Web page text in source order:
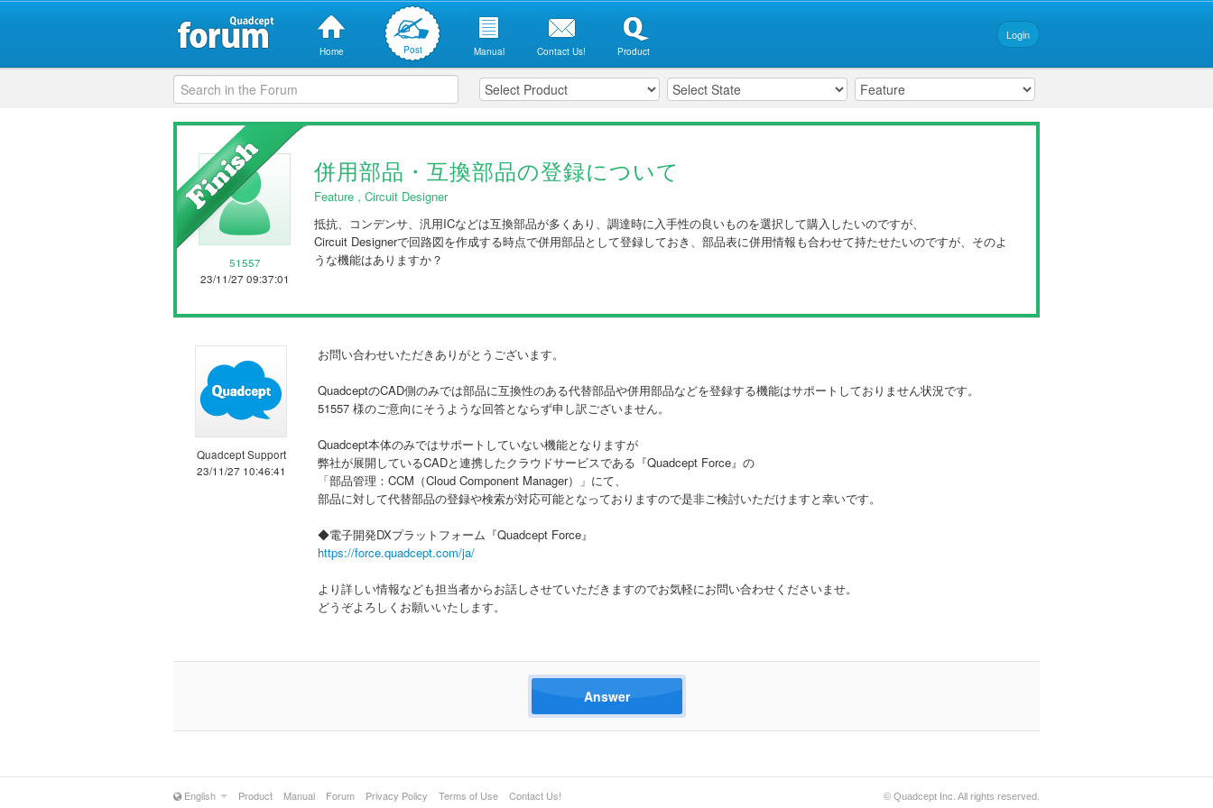
Home Post Manual Contact Us! Product
Login
51557
23/11/27 09:37:01
併用部品・互換部品の登録について
Feature , Circuit Designer
抵抗、コンデンサ、汎用ICなどは互換部品が多くあり、調達時に入手性の良いものを選択して購入したいのですが、
Circuit Designerで回路図を作成する時点で併用部品として登録しておき、部品表に併用情報も合わせて持たせたいのですが、そのよ
うな機能はありますか？
Quadcept Support
23/11/27 10:46:41
お問い合わせいただきありがとうございます。
QuadceptのCAD側のみでは部品に互換性のある代替部品や併用部品などを登録する機能はサポートしておりません状況です。
51557 様のご意向にそうような回答とならず申し訳ございません。
Quadcept本体のみではサポートしていない機能となりますが
弊社が展開しているCADと連携したクラウドサービスである『Quadcept Force』の
「部品管理：CCM（Cloud Component Manager）」にて、
部品に対して代替部品の登録や検索が対応可能となっておりますので是非ご検討いただけますと幸いです。
◆電子開発DXプラットフォーム『Quadcept Force』
https://force.quadcept.com/ja/
より詳しい情報なども担当者からお話しさせていただきますのでお気軽にお問い合わせくださいませ。
どうぞよろしくお願いいたします。
Answer
English Product Manual Forum Privacy Policy Terms of Use Contact Us! © Quadcept Inc. All rights reserved.